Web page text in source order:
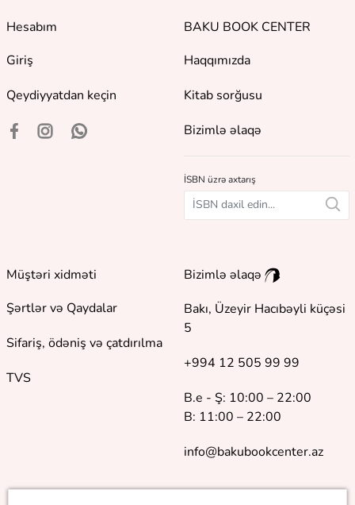
Hesabım
Giriş
Qeydiyyatdan keçin
BAKU BOOK CENTER
Haqqımızda
Kitab sorğusu
Bizimlə əlaqə
İSBN üzrə axtarış
Müştəri xidməti
Şərtlər və Qaydalar
Sifariş, ödəniş və çatdırılma
TVS
Bizimlə əlaqə
Bakı, Üzeyir Hacıbəyli küçəsi
5
+994 12 505 99 99
B.e - Ş: 10:00 – 22:00
B: 11:00 – 22:00
info@bakubookcenter.az